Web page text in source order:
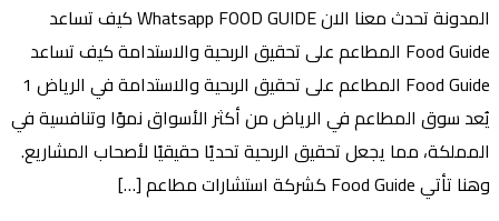
المدونة تحدث معنا الان Whatsapp FOOD GUIDE كيف تساعد
Food Guide المطاعم على تحقيق الربحية والاستدامة كيف تساعد
Food Guide المطاعم على تحقيق الربحية والاستدامة في الرياض 1
يُعد سوق المطاعم في الرياض من أكثر الأسواق نموًا وتنافسية في
المملكة، مما يجعل تحقيق الربحية تحديًا حقيقيًا لأصحاب المشاريع.
وهنا تأتي Food Guide كشركة استشارات مطاعم […]